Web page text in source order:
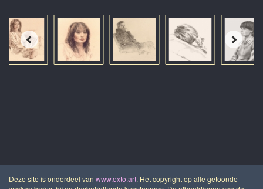
Deze site is onderdeel van www.exto.art. Het copyright op alle getoonde